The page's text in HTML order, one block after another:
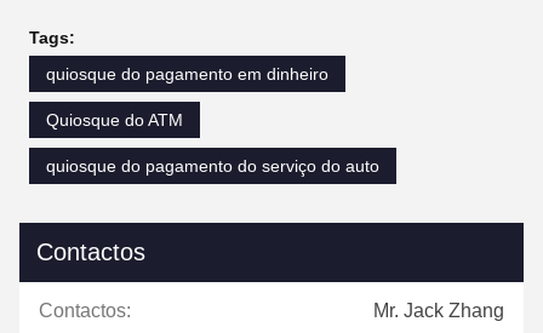
Tags:
quiosque do pagamento em dinheiro
Quiosque do ATM
quiosque do pagamento do serviço do auto
Contactos
Contactos: Mr. Jack Zhang